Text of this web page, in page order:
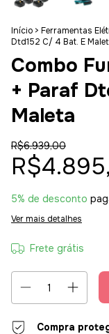
Início > Ferramentas
Dtd152 C/ 4 Bat. E
Combo
+ Paraf
Maleta
R$6.939,00
5% de desconto
Ver mais detalhes
Frete grátis
Compra